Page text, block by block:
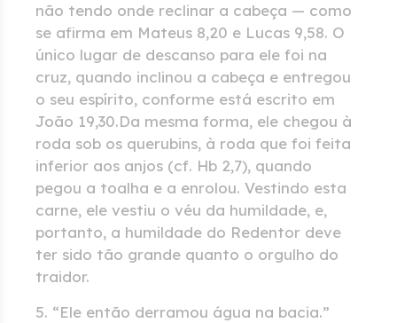
não tendo onde reclinar a cabeça — como
se afirma em Mateus 8,20 e Lucas 9,58. O
único lugar de descanso para ele foi na
cruz, quando inclinou a cabeça e entregou
o seu espírito, conforme está escrito em
João 19,30.Da mesma forma, ele chegou à
roda sob os querubins, à roda que foi feita
inferior aos anjos (cf. Hb 2,7), quando
pegou a toalha e a enrolou. Vestindo esta
carne, ele vestiu o véu da humildade, e,
portanto, a humildade do Redentor deve
ter sido tão grande quanto o orgulho do
traidor.
5. “Ele então derramou água na bacia.”